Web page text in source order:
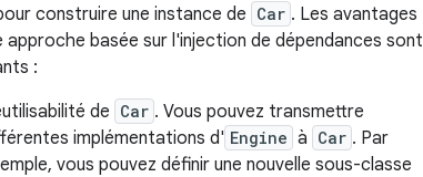
construire une instance de Car . Les avantages
approche basée sur l'injection de dépendances sont
:
de Car . Vous pouvez transmettre
implémentations d' Engine à Car . Par
vous pouvez définir une nouvelle sous-classe